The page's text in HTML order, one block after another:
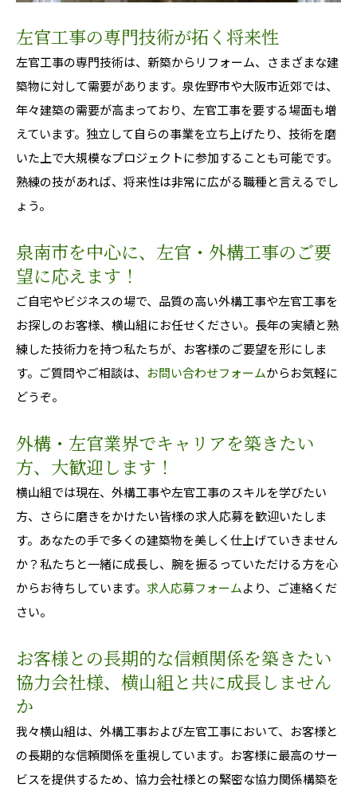
左官工事の専門技術が拓く将来性
左官工事の専門技術は、新築からリフォーム、さまざまな建
築物に対して需要があります。泉佐野市や大阪市近郊では、
年々建築の需要が高まっており、左官工事を要する場面も増
えています。独立して自らの事業を立ち上げたり、技術を磨
いた上で大規模なプロジェクトに参加することも可能です。
熟練の技があれば、将来性は非常に広がる職種と言えるでし
ょう。
泉南市を中心に、左官・外構工事のご要
望に応えます！
ご自宅やビジネスの場で、品質の高い外構工事や左官工事を
お探しのお客様、横山組にお任せください。長年の実績と熟
練した技術力を持つ私たちが、お客様のご要望を形にしま
す。ご質問やご相談は、 お問い合わせフォームからお気軽に
どうぞ。
外構・左官業界でキャリアを築きたい
方、大歓迎します！
横山組では現在、外構工事や左官工事のスキルを学びたい
方、さらに磨きをかけたい皆様の求人応募を歓迎いたしま
す。あなたの手で多くの建築物を美しく仕上げていきません
か？私たちと一緒に成長し、腕を振るっていただける方を心
からお待ちしています。 求人応募フォームより、ご連絡くだ
さい。
お客様との長期的な信頼関係を築きたい
協力会社様、横山組と共に成長しません
か
我々横山組は、外構工事および左官工事において、お客様と
の長期的な信頼関係を重視しています。お客様に最高のサー
ビスを提供するため、協力会社様との緊密な協力関係構築を